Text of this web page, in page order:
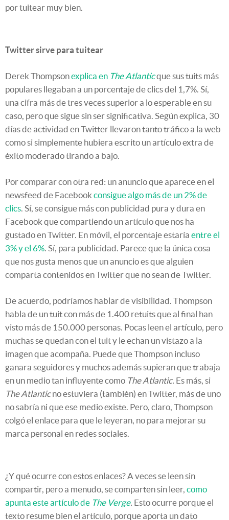
por tuitear muy bien.
Twitter sirve para tuitear
Derek Thompsonexplica en The Atlanticque sus tuits más
populares llegaban a un porcentaje de clics del 1,7%. Sí,
una cifra más de tres veces superior a lo esperable en su
caso, pero que sigue sin ser significativa. Según explica, 30
días de actividad en Twitter llevaron tanto tráfico a la web
como si simplemente hubiera escrito un artículo extra de
éxito moderado tirando a bajo.
Por comparar con otra red: un anuncio que aparece en el
newsfeed de Facebook consigue algo más de un 2% de
clics. Sí, se consigue más con publicidad pura y dura en
Facebook que compartiendo un artículo que nos ha
gustado en Twitter. En móvil, el porcentaje estaría entre el
3% y el 6%. Sí, para publicidad. Parece que la única cosa
que nos gusta menos que un anuncio es que alguien
comparta contenidos en Twitter que no sean de Twitter.
De acuerdo, podríamos hablar de visibilidad. Thompson
habla de un tuit con más de 1.400 retuits que al final han
visto más de 150.000 personas. Pocas leen el artículo, pero
muchas se quedan con el tuit y le echan un vistazo a la
imagen que acompaña. Puede que Thompson incluso
ganara seguidores y muchos además supieran que trabaja
en un medio tan influyente como The Atlantic. Es más, si
The Atlanticno estuviera (también) en Twitter, más de uno
no sabría ni que ese medio existe. Pero, claro, Thompson
colgó el enlace para que le leyeran, no para mejorar su
marca personal en redes sociales.
¿Y qué ocurre con estos enlaces? A veces se leen sin
compartir, pero a menudo, se comparten sin leer, como
apunta este artículo de The Verge. Esto ocurre porque el
texto resume bien el artículo, porque aporta un dato